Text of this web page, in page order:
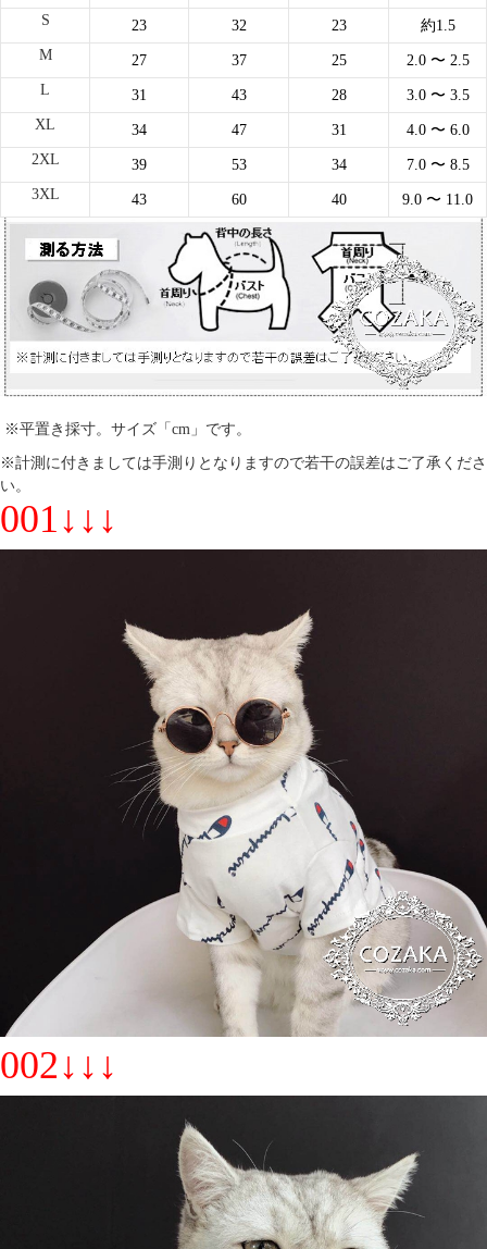
S 23 32 23
約1.5
M
27 37 25 2.0〜 2.5
L
31 43 28 3.0〜 3.5
XL
34 47 31 4.0〜 6.0
2XL
39 53 34 7.0〜 8.5
3XL
43 60 40 9.0 〜 11.0
※平置き採寸。サイズ「cm」です。
※計測に付きましては手測りとなりますので若干の誤差はご了承くださ
い。
001↓↓↓
002↓↓↓